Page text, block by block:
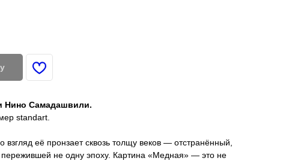
Нино Самадашвили.
standart.
взгляд её пронзает сквозь толщу веков — отстранённый,
не одну эпоху. Картина «Медная» — это не